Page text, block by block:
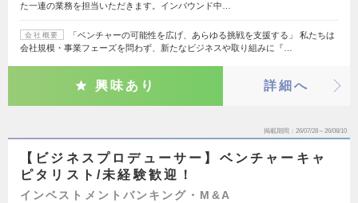
た一連の業務を担当いただきます。インバウンド中…
会社概要
「ベンチャーの可能性を広げ、あらゆる挑戦を支援する」 私たちは
会社規模・事業フェーズを問わず、新たなビジネスや取り組みに『…
興味あり 詳細へ
掲載期間 26/07/28～26/08/10
【ビジネスプロデューサー】ベンチャーキャ
ピタリスト/未経験歓迎！
インベストメントバンキング・M&A